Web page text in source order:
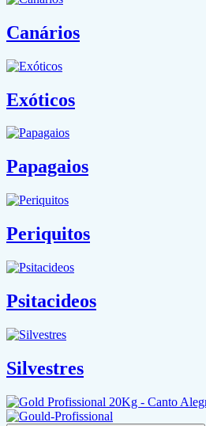
Canários
Exóticos
Papagaios
Periquitos
Psitacideos
Silvestres